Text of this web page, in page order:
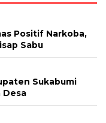
Positif Narkoba,
Sabu
Sukabumi
Desa